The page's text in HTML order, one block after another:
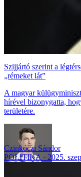
Szijjártó szerint a
„rémeket lát”
A magyar
hírével bizonygatta,
területére.
Czinkóczi Sándor
POLITIKA
2025.